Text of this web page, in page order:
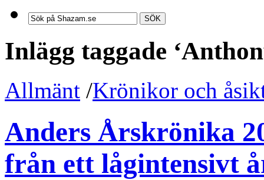
SÖK
Inlägg taggade
Allmänt /Krönikor och
Anders Årskrönika
från ett lågintensivt